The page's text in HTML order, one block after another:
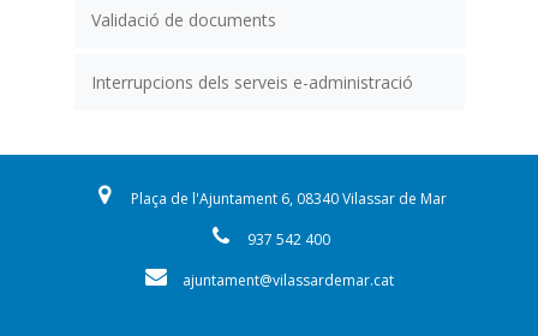
Validació de documents
Interrupcions dels serveis e-administració
Plaça de l'Ajuntament 6, 08340 Vilassar de Mar
937 542 400
ajuntament@vilassardemar.cat